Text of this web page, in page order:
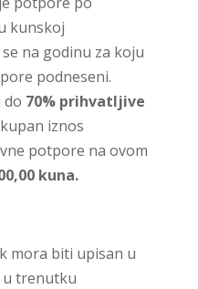
kunskoj
na godinu za koju
podneseni.
70% prihvatljive
iznos
potpore na ovom
kuna.
mora biti upisan u
trenutku